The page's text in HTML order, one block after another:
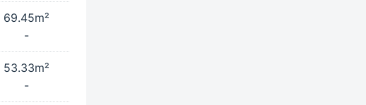
69.45m²
-
53.33m²
-